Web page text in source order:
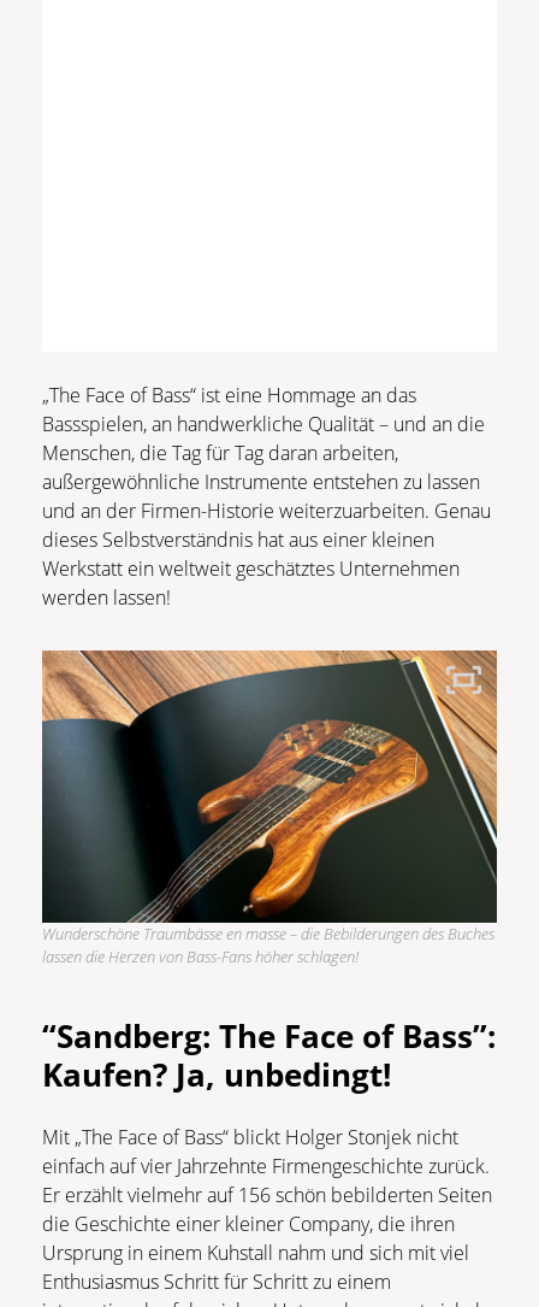
„The Face of Bass“ ist eine Hommage an das
Bassspielen, an handwerkliche Qualität – und an die
Menschen, die Tag für Tag daran arbeiten,
außergewöhnliche Instrumente entstehen zu lassen
und an der Firmen-Historie weiterzuarbeiten. Genau
dieses Selbstverständnis hat aus einer kleinen
Werkstatt ein weltweit geschätztes Unternehmen
werden lassen!
Wunderschöne Traumbässe en masse – die Bebilderungen des Buches
lassen die Herzen von Bass-Fans höher schlagen!
“Sandberg: The Face of Bass”:
Kaufen? Ja, unbedingt!
Mit „The Face of Bass“ blickt Holger Stonjek nicht
einfach auf vier Jahrzehnte Firmengeschichte zurück.
Er erzählt vielmehr auf 156 schön bebilderten Seiten
die Geschichte einer kleiner Company, die ihren
Ursprung in einem Kuhstall nahm und sich mit viel
Enthusiasmus Schritt für Schritt zu einem